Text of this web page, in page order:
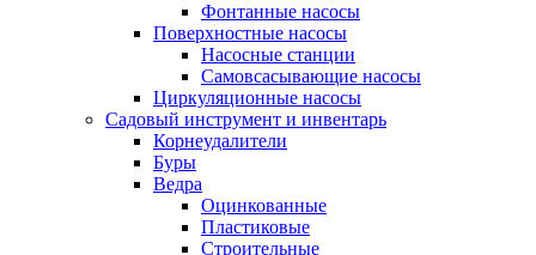
Фонтанные насосы
Поверхностные насосы
Насосные станции
Самовсасывающие насосы
Циркуляционные насосы
Садовый инструмент и инвентарь
Корнеудалители
Буры
Ведра
Оцинкованные
Пластиковые
Строительные